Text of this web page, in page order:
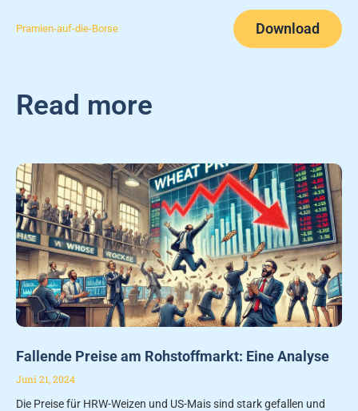
Pramien-auf-die-Borse Download
Read more
Fallende Preise am Rohstoffmarkt: Eine Analyse
Juni 21, 2024
Die Preise für HRW-Weizen und US-Mais sind stark gefallen und